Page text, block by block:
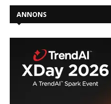
ANNONS